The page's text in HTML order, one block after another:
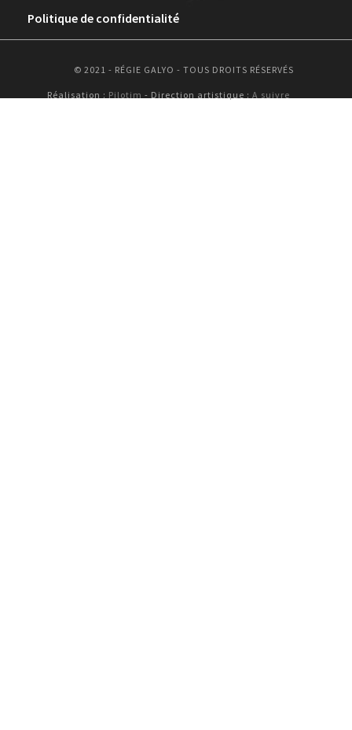
Politique de confidentialité
© 2021 - RÉGIE GALYO - TOUS DROITS RÉSERVÉS
Réalisation : Pilotim - Direction artistique : A suivre